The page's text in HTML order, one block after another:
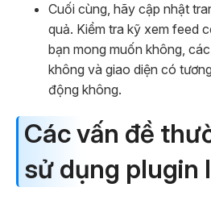
Cuối cùng, hãy cập nhật
quả. Kiểm tra kỹ xem feed
bạn mong muốn không,
không và giao diện có
động không.
Các vấn đề
sử dụng plugin